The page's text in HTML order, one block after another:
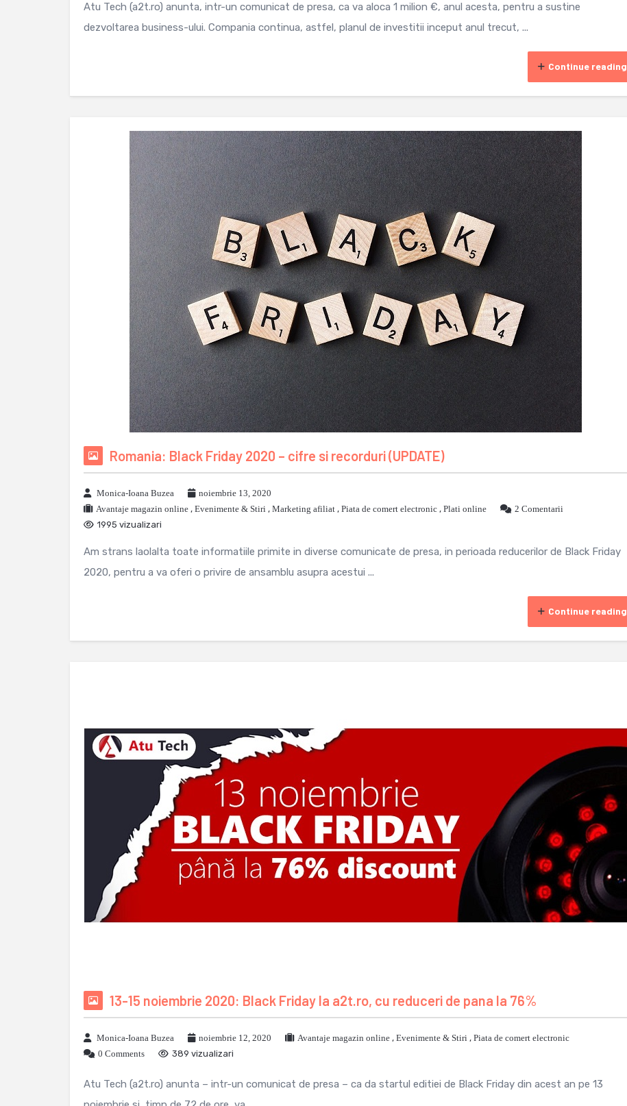
Atu Tech (a2t.ro) anunta, intr-un comunicat de presa, ca va aloca 1 milion €, anul acesta, pentru a sustine
dezvoltarea business-ului. Compania continua, astfel, planul de investitii inceput anul trecut, ...
Continue reading
Romania: Black Friday 2020 – cifre si recorduri (UPDATE)
Monica-Ioana Buzea
noiembrie 13, 2020
Avantaje magazin online , Evenimente & Stiri , Marketing afiliat , Piata de comert electronic , Plati online
2 Comentarii
1995 vizualizari
Am strans laolalta toate informatiile primite in diverse comunicate de presa, in perioada reducerilor de Black Friday
2020, pentru a va oferi o privire de ansamblu asupra acestui ...
Continue reading
13-15 noiembrie 2020: Black Friday la a2t.ro, cu reduceri de pana la 76%
Monica-Ioana Buzea noiembrie 12, 2020 Avantaje magazin online , Evenimente & Stiri , Piata de comert electronic
0 Comments
389 vizualizari
Atu Tech (a2t.ro) anunta – intr-un comunicat de presa – ca da startul editiei de Black Friday din acest an pe 13